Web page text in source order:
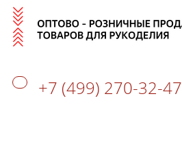
+7 (499) 270-32-47